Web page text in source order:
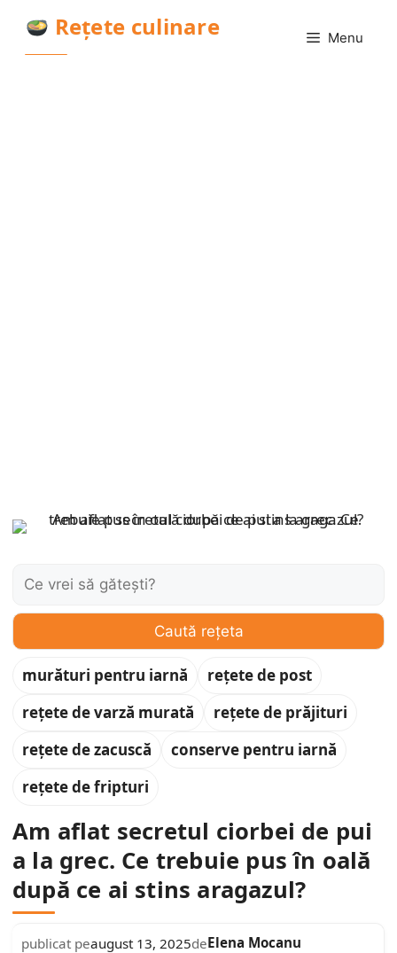
conținut
Rețete culinare Menu
Caută:
Caută rețeta
murături pentru iarnă
rețete de post
rețete de varză murată
rețete de prăjituri
rețete de zacuscă
conserve pentru iarnă
rețete de fripturi
Am aflat secretul ciorbei de pui
a la grec. Ce trebuie pus în oală
după ce ai stins aragazul?
publicat peaugust 13, 2025deElena Mocanu